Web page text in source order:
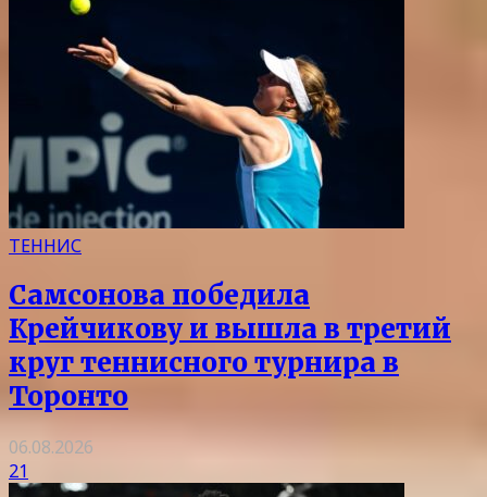
ТЕННИС
Самсонова победила
Крейчикову и вышла в третий
круг теннисного турнира в
Торонто
06.08.2026
21